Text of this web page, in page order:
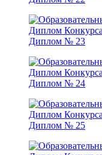
Диплом № 23
Диплом № 24
Диплом № 25